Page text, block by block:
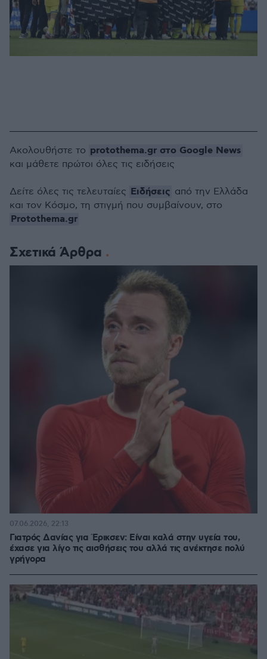
Σχετικά Άρθρα
Γιατρός Δανίας για Έρικσεν: Είναι καλά στην υγεία του,
έχασε για λίγο τις αισθήσεις του αλλά τις ανέκτησε πολύ
γρήγορα
07.06.2026, 22:13
Ακολουθήστε το protothema.gr στο Google News
και μάθετε πρώτοι όλες τις ειδήσεις
Δείτε όλες τις τελευταίες Ειδήσεις από την Ελλάδα
και τον Κόσμο, τη στιγμή που συμβαίνουν, στο
Protothema.gr